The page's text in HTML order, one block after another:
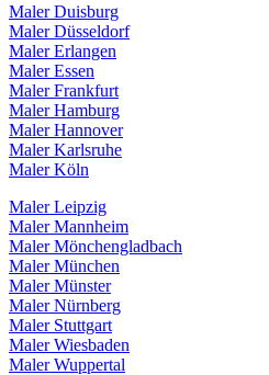
Maler Duisburg
Maler Düsseldorf
Maler Erlangen
Maler Essen
Maler Frankfurt
Maler Hamburg
Maler Hannover
Maler Karlsruhe
Maler Köln
Maler Leipzig
Maler Mannheim
Maler Mönchengladbach
Maler München
Maler Münster
Maler Nürnberg
Maler Stuttgart
Maler Wiesbaden
Maler Wuppertal